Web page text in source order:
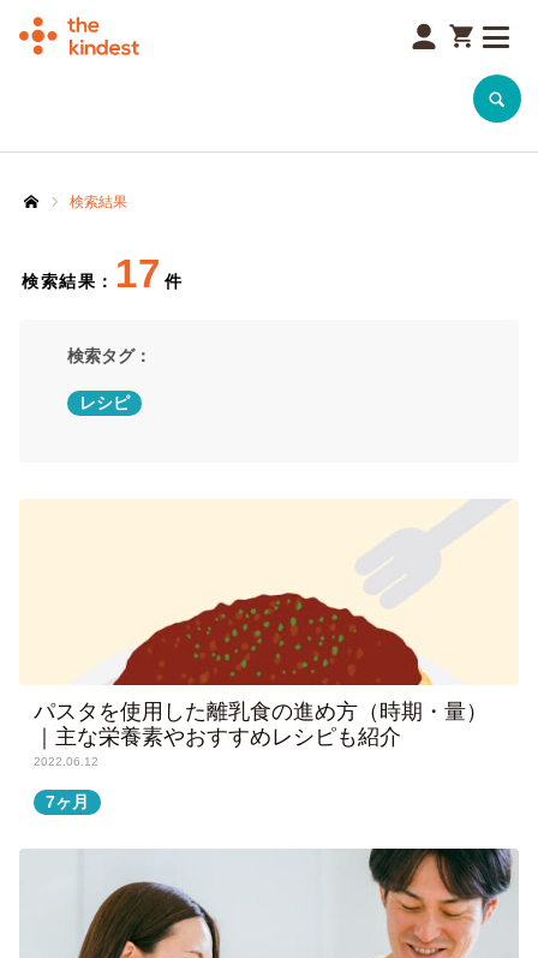
検索結果
検索結果： 17 件
検索タグ：
レシピ
パスタを使用した離乳食の進め方（時期・量）
｜主な栄養素やおすすめレシピも紹介
2022.06.12
7ヶ月